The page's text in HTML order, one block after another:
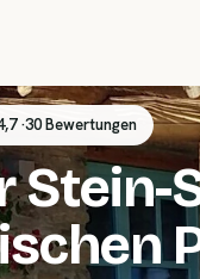
·30 Bewertungen
Stein-